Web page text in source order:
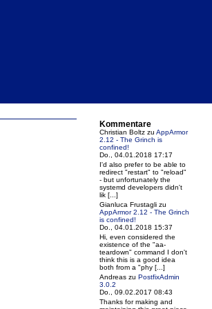
Kommentare
Christian Boltz zu AppArmor
2.12 - The Grinch is
confined!
Do., 04.01.2018 17:17
I'd also prefer to be able to
redirect "restart" to "reload"
- but unfortunately the
systemd developers didn't
lik [...]
Gianluca Frustagli zu
AppArmor 2.12 - The Grinch
is confined!
Do., 04.01.2018 15:37
Hi, even considered the
existence of the "aa-
teardown" command I don't
think this is a good idea
both from a "phy [...]
Andreas zu PostfixAdmin
3.0.2
Do., 09.02.2017 08:43
Thanks for making and